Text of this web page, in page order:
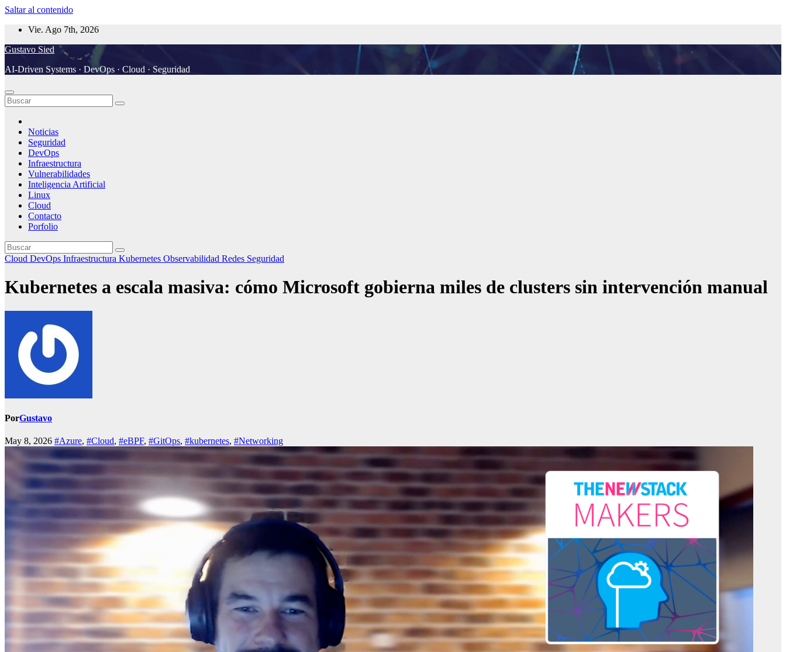
Saltar al contenido
Vie. Ago 7th, 2026
Gustavo Sied
AI-Driven Systems · DevOps · Cloud · Seguridad
Noticias
Seguridad
DevOps
Infraestructura
Vulnerabilidades
Inteligencia Artificial
Linux
Cloud
Contacto
Porfolio
Cloud DevOps Infraestructura Kubernetes Observabilidad Redes Seguridad
Kubernetes a escala masiva: cómo Microsoft gobierna miles de clusters sin intervención manual
PorGustavo
May 8, 2026 #Azure, #Cloud, #eBPF, #GitOps, #kubernetes, #Networking